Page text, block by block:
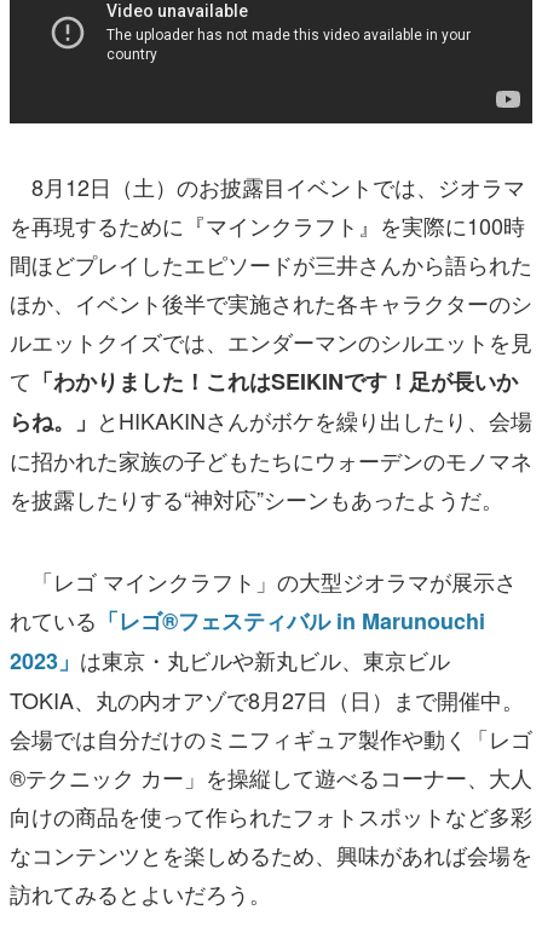
8月12日（土）のお披露目イベントでは、ジオラマ
を再現するために『マインクラフト』を実際に100時
間ほどプレイしたエピソードが三井さんから語られた
ほか、イベント後半で実施された各キャラクターのシ
ルエットクイズでは、エンダーマンのシルエットを見
て 「わかりました！これはSEIKINです！足が長いか
らね。」 とHIKAKINさんがボケを繰り出したり、会場
に招かれた家族の子どもたちにウォーデンのモノマネ
を披露したりする“神対応”シーンもあったようだ。
「レゴ マインクラフト」の大型ジオラマが展示さ
れている 「レゴ®フェスティバル in Marunouchi
2023」 は東京・丸ビルや新丸ビル、東京ビル
TOKIA、丸の内オアゾで8月27日（日）まで開催中。
会場では自分だけのミニフィギュア製作や動く「レゴ
®テクニック カー」を操縦して遊べるコーナー、大人
向けの商品を使って作られたフォトスポットなど多彩
なコンテンツとを楽しめるため、興味があれば会場を
訪れてみるとよいだろう。